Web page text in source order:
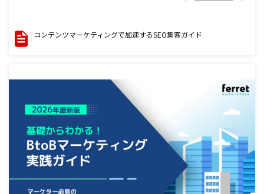
コンテンツマーケティングで加速するSEO集客ガイド